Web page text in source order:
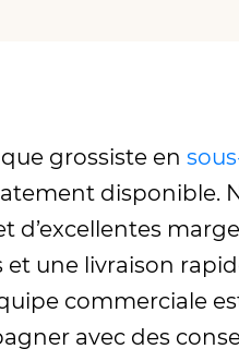
grossiste en
disponible.
d’excellentes
et une livraison
commerciale
avec des